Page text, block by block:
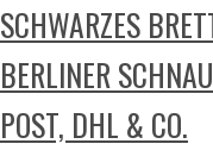
SCHWARZES
BERLINER
POST, DHL & CO.